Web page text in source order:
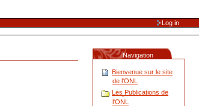
Log in
Navigation
Bienvenue sur le site
de l'ONL
Les Publications de
l'ONL